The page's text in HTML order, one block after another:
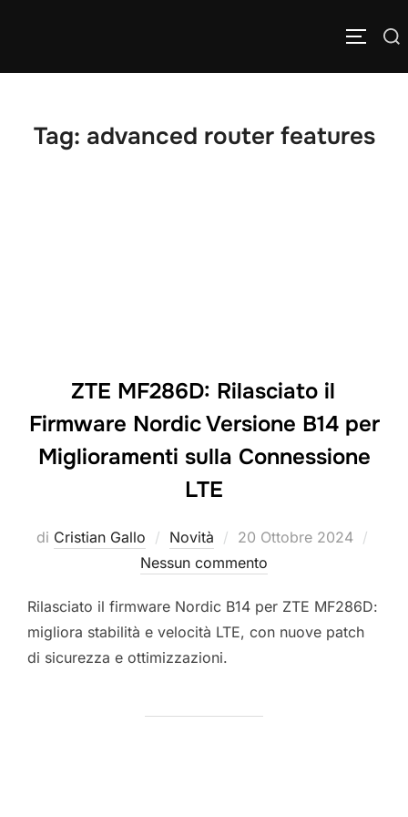
Cerca APRI/
Tag: advanced router features
ZTE MF286D: Rilasciato il
Firmware Nordic Versione B14 per
Miglioramenti sulla Connessione
LTE
di Cristian Gallo Novità
Pubblicato
il
20 Ottobre 2024
Nessun commento
Rilasciato il firmware Nordic B14 per ZTE MF286D:
migliora stabilità e velocità LTE, con nuove patch
di sicurezza e ottimizzazioni.